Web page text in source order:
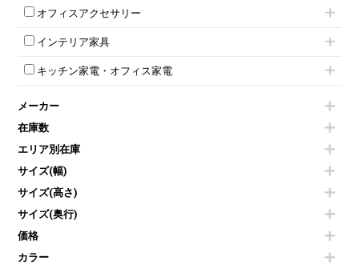
ダイヤル錠ロッカー
ワードローブ・クローゼット
会議テーブルW1800～
平行スタックテーブル
会議テーブルその他
ミーティングチェアその他
パーテーションその他
壁掛けホワイトボード
ホワイトボードその他
電話機（ビジネスフォン）
シュレッダー
スクリーン
その他OA機器
オフィスアクセサリー
チェア用台車
演台・講演台・演説台
防音パネル
コートハンガー・ポールハンガー
傘立て
食器棚・キッチンキャビネット
カタログスタンド
オフィスアクセサリーその他
インテリア家具
モールドチェア
ダイニングチェア
カウンターテーブル
センターテーブル・サイドテーブル
ベンチ・スツール
ソファ
シェルフ
ダストボックス（ゴミ箱）
インテリア家具その他
キッチン家電・オフィス家電
冷蔵庫・洗濯機
空気清浄機・加湿器
液晶テレビ・モニター類
エアコン
照明機器
掃除機
季節家電
メーカー
在庫数
エリア別在庫
サイズ(幅)
サイズ(高さ)
サイズ(奥行)
価格
カラー